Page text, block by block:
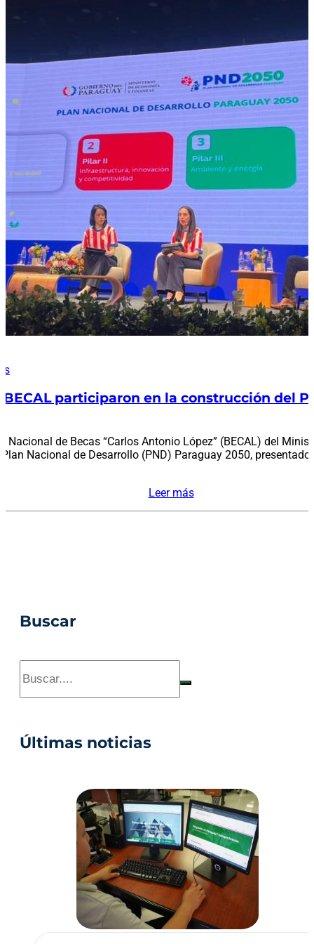
X
participaron en la construcción del
Nacional de Becas “Carlos Antonio López” (BECAL) del
Nacional de Desarrollo (PND) Paraguay 2050,
Leer más
Buscar
Últimas noticias